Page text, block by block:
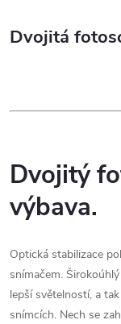
Dvojitá
Dvojitý
výbava.
Optická stabilizace
snímačem.
lepší světelností, a
snímcích. Nech se